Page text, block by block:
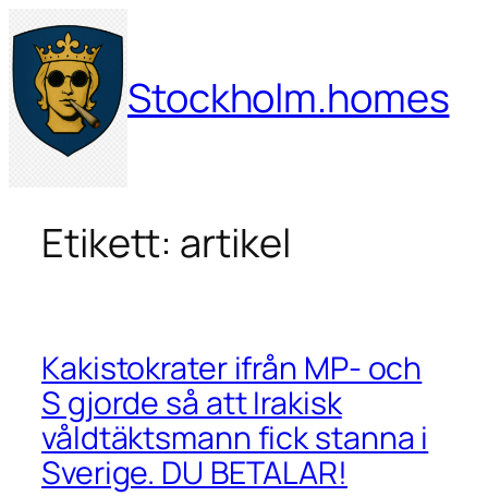
Hoppa
till
innehåll
Stockholm.homes
Etikett: artikel
Kakistokrater ifrån MP- och
S gjorde så att Irakisk
våldtäktsmann fick stanna i
Sverige. DU BETALAR!